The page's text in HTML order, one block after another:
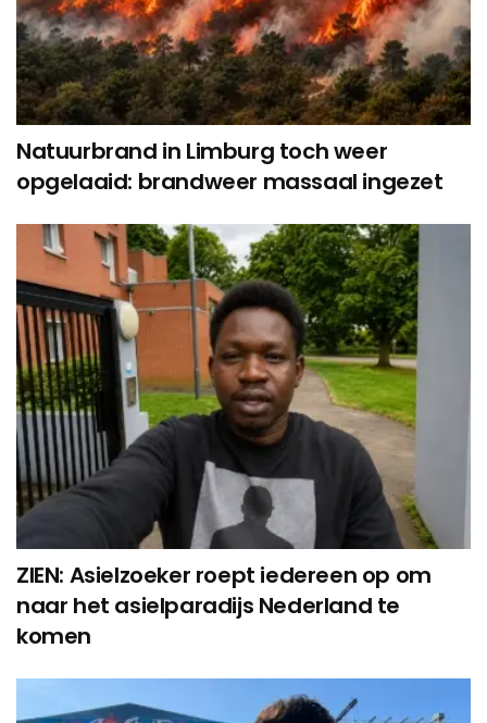
Natuurbrand in Limburg toch weer
opgelaaid: brandweer massaal ingezet
ZIEN: Asielzoeker roept iedereen op om
naar het asielparadijs Nederland te
komen